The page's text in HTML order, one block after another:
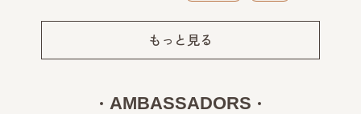
もっと見る
AMBASSADORS